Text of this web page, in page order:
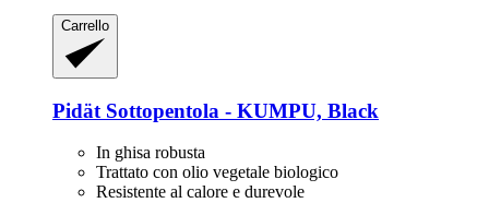
Carrello
Pidät Sottopentola -​ KUMPU, Black
In ghisa robusta
Trattato con olio vegetale biologico
Resistente al calore e durevole